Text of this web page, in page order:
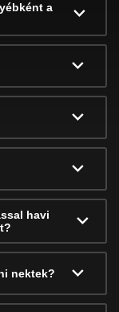
a
havi
nektek?